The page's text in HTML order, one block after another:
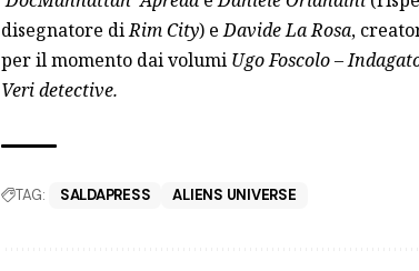
disegnatore diRim City) eDavide La Rosa,
per il momento dai volumi Ugo Foscolo –
Veri detective.
TAG: SALDAPRESS ALIENS UNIVERSE